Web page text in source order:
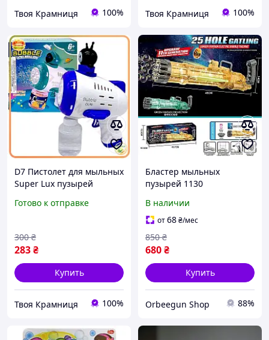
Твоя Крамниця 100% Твоя Крамниця 100%
D7 Пистолет для мыльных
Super Lux пузырей
автоматический
детей MOD58L
Готово к отправке
283₴
300 ₴
Купить
Твоя Крамниця 100%
Бластер мыльных
пузырей 1130
установка пистолет-
генератор пузырьков с
подсветкой и звуком для
детей от 3 лет
В наличии
от68₴/мес
680₴
850 ₴
Купить
Orbeegun Shop 88%